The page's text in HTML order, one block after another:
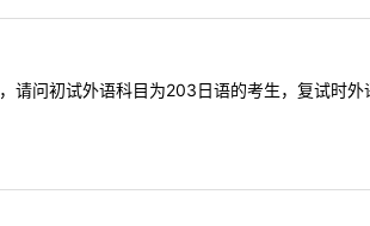
问初试外语科目为203日语的考生，复试时外